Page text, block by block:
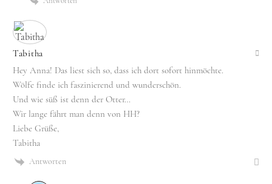
Tabitha
Hey Anna! Das liest sich so, dass ich dort sofort hinmöchte.
Wölfe finde ich faszinierend und wunderschön.
Und wie süß ist denn der Otter…
Wir lange fährt man denn von HH?
Liebe Grüße,
Tabitha
Antworten